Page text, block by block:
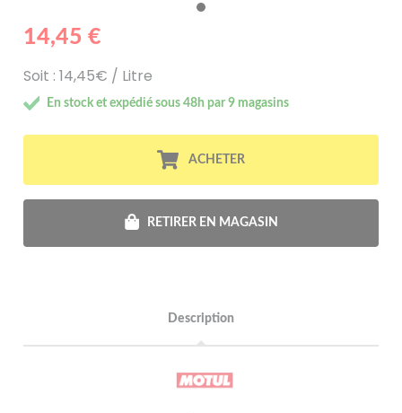
14,45 €
Soit : 14,45€ / Litre
En stock et expédié sous 48h par 9 magasins
ACHETER
RETIRER EN MAGASIN
Description